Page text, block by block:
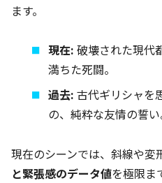
ます。
現在: 破壊された現代
満ちた死闘。
過去: 古代ギリシャを
の、純粋な友情の誓い
現在のシーンでは、斜線や変
と緊張感のデータ値を極限ま